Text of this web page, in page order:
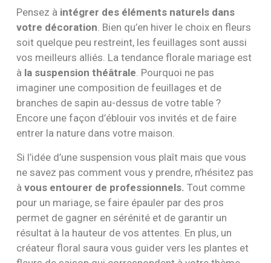
Pensez à intégrer des éléments naturels dans
votre décoration. Bien qu’en hiver le choix en fleurs
soit quelque peu restreint, les feuillages sont aussi
vos meilleurs alliés. La tendance florale mariage est
à la suspension théâtrale. Pourquoi ne pas
imaginer une composition de feuillages et de
branches de sapin au-dessus de votre table ?
Encore une façon d’éblouir vos invités et de faire
entrer la nature dans votre maison.
Si l’idée d’une suspension vous plaît mais que vous
ne savez pas comment vous y prendre, n’hésitez pas
àvous entourer de professionnels. Tout comme
pour un mariage, se faire épauler par des pros
permet de gagner en sérénité et de garantir un
résultat à la hauteur de vos attentes. En plus, un
créateur floral saura vous guider vers les plantes et